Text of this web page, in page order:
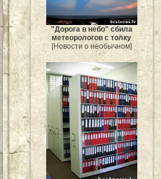
"Дорога в небо" сбила
метеорологов с толку
[Новости о необычном]